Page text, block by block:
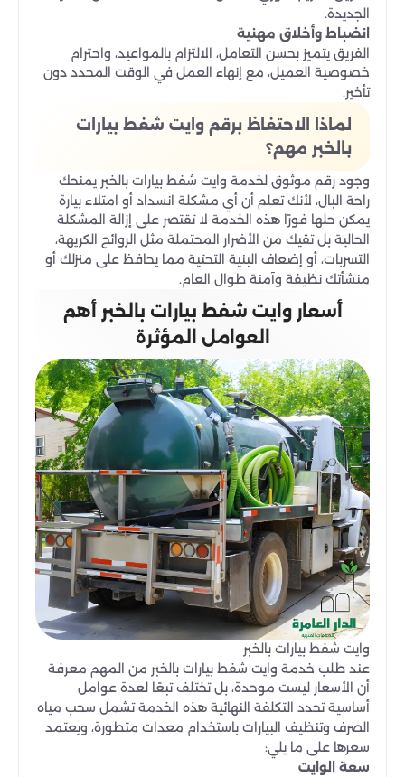
الجديدة.
انضباط وأخلاق مهنية
الفريق يتميز بحسن التعامل، الالتزام بالمواعيد، واحترام
خصوصية العميل، مع إنهاء العمل في الوقت المحدد دون
تأخير.
لماذا الاحتفاظ برقم وايت شفط بيارات
بالخبر مهم؟
وجود رقم موثوق لخدمة وايت شفط بيارات بالخبر يمنحك
راحة البال، لأنك تعلم أن أي مشكلة انسداد أو امتلاء بيارة
يمكن حلها فورًا هذه الخدمة لا تقتصر على إزالة المشكلة
الحالية بل تقيك من الأضرار المحتملة مثل الروائح الكريهة،
التسربات، أو إضعاف البنية التحتية مما يحافظ على منزلك أو
منشأتك نظيفة وآمنة طوال العام.
أسعار وايت شفط بيارات بالخبر أهم
العوامل المؤثرة
وايت شفط بيارات بالخبر
عند طلب خدمة وايت شفط بيارات بالخبر من المهم معرفة
أن الأسعار ليست موحدة، بل تختلف تبعًا لعدة عوامل
أساسية تحدد التكلفة النهائية هذه الخدمة تشمل سحب مياه
الصرف وتنظيف البيارات باستخدام معدات متطورة، ويعتمد
سعرها على ما يلي:
سعة الوايت